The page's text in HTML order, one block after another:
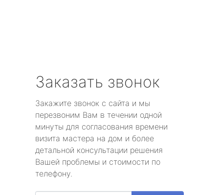
Заказать звонок
Закажите звонок с сайта и мы
перезвоним Вам в течении одной
минуты для согласования времени
визита мастера на дом и более
детальной консультации решения
Вашей проблемы и стоимости по
телефону.